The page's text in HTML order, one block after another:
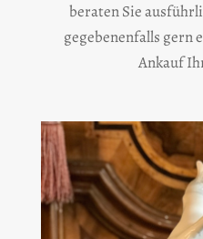
beraten Sie
gegebenenfalls gern
Ankauf